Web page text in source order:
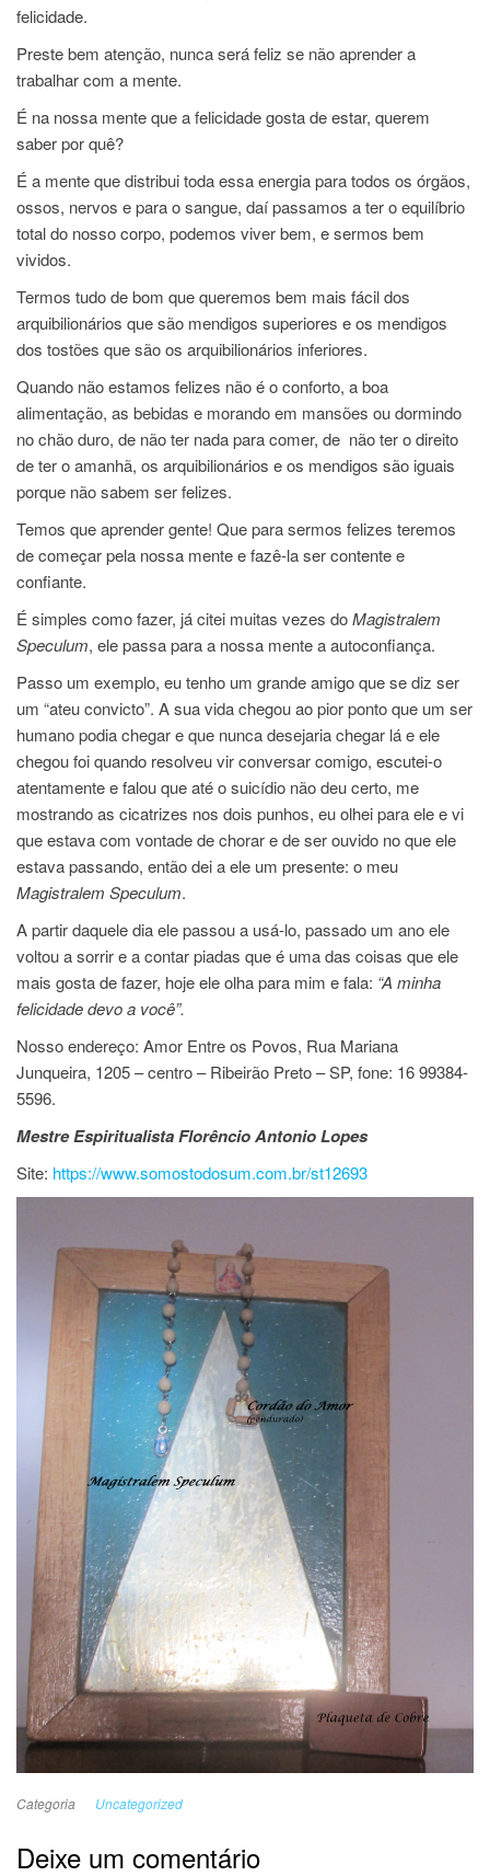
felicidade.
Preste bem atenção, nunca será feliz se não aprender a
trabalhar com a mente.
É na nossa mente que a felicidade gosta de estar, querem
saber por quê?
É a mente que distribui toda essa energia para todos os órgãos,
ossos, nervos e para o sangue, daí passamos a ter o equilíbrio
total do nosso corpo, podemos viver bem, e sermos bem
vividos.
Termos tudo de bom que queremos bem mais fácil dos
arquibilionários que são mendigos superiores e os mendigos
dos tostões que são os arquibilionários inferiores.
Quando não estamos felizes não é o conforto, a boa
alimentação, as bebidas e morando em mansões ou dormindo
no chão duro, de não ter nada para comer, de não ter o direito
de ter o amanhã, os arquibilionários e os mendigos são iguais
porque não sabem ser felizes.
Temos que aprender gente! Que para sermos felizes teremos
de começar pela nossa mente e fazê-la ser contente e
confiante.
É simples como fazer, já citei muitas vezes doMagistralem
Speculum, ele passa para a nossa mente a autoconfiança.
Passo um exemplo, eu tenho um grande amigo que se diz ser
um “ateu convicto”. A sua vida chegou ao pior ponto que um ser
humano podia chegar e que nunca desejaria chegar lá e ele
chegou foi quando resolveu vir conversar comigo, escutei-o
atentamente e falou que até o suicídio não deu certo, me
mostrando as cicatrizes nos dois punhos, eu olhei para ele e vi
que estava com vontade de chorar e de ser ouvido no que ele
estava passando, então dei a ele um presente: o meu
Magistralem Speculum.
A partir daquele dia ele passou a usá-lo, passado um ano ele
voltou a sorrir e a contar piadas que é uma das coisas que ele
mais gosta de fazer, hoje ele olha para mim e fala: “A minha
felicidade devo a você”.
Nosso endereço: Amor Entre os Povos, Rua Mariana
Junqueira, 1205 – centro – Ribeirão Preto – SP, fone: 16 99384-
5596.
Mestre Espiritualista Florêncio Antonio Lopes
Site: https://www.somostodosum.com.br/st12693
Categoria Uncategorized
Deixe um comentário